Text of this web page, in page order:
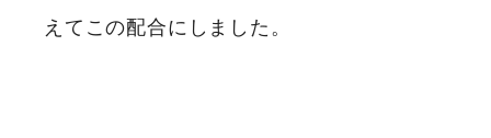
えてこの配合にしました。